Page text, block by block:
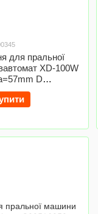
для пральної
XD-100W
D